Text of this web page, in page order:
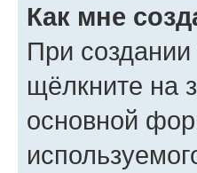
Как мне
При
щёлкните на
основной